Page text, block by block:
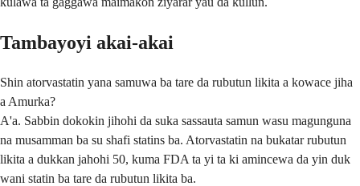
Tambayoyi akai-akai
Shin atorvastatin yana samuwa ba tare da rubutun likita a kowace jiha
a Amurka?
A'a. Sabbin dokokin jihohi da suka sassauta samun wasu magunguna
na musamman ba su shafi statins ba. Atorvastatin na bukatar rubutun
likita a dukkan jahohi 50, kuma FDA ta yi ta ki amincewa da yin duk
wani statin ba tare da rubutun likita ba.